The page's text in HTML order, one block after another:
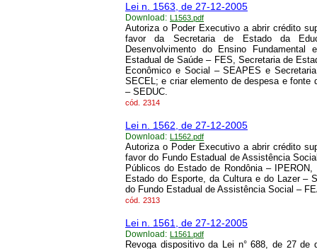
Lei n. 1563, de 27-12-2005
Download: L1563.pdf
Autoriza o Poder Executivo a abrir crédito
favor da Secretaria de Estado da
Desenvolvimento do Ensino
Estadual de Saúde – FES, Secretaria de
Econômico e Social – SEAPES e
SECEL; e criar elemento de despesa e fonte
– SEDUC.
cód. 2314
Lei n. 1562, de 27-12-2005
Download: L1562.pdf
Autoriza o Poder Executivo a abrir crédito
favor do Fundo Estadual de Assistência
Públicos do Estado de Rondônia –
Estado do Esporte, da Cultura e do Lazer –
do Fundo Estadual de Assistência Social –
cód. 2313
Lei n. 1561, de 27-12-2005
Download: L1561.pdf
Revoga dispositivo da Lei n° 688, de 27